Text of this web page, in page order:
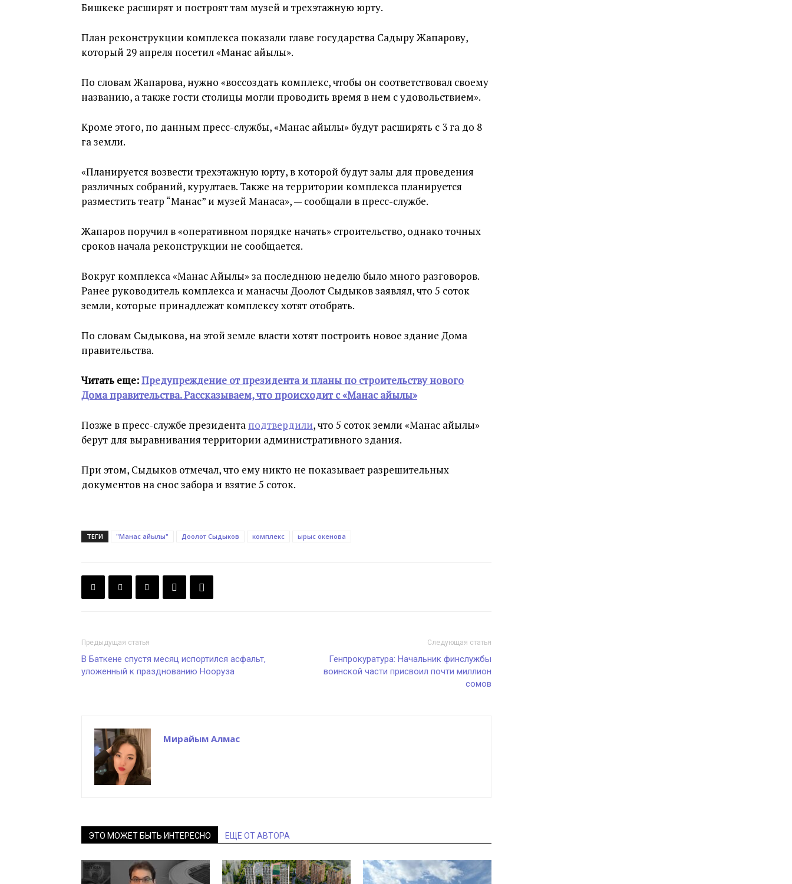
Бишкеке расширят и построят там музей и трехэтажную юрту.
План реконструкции комплекса показали главе государства Садыру Жапарову,
который 29 апреля посетил «Манас айылы».
По словам Жапарова, нужно «воссоздать комплекс, чтобы он соответствовал своему
названию, а также гости столицы могли проводить время в нем с удовольствием».
Кроме этого, по данным пресс-службы, «Манас айылы» будут расширять с 3 га до 8
га земли.
«Планируется возвести трехэтажную юрту, в которой будут залы для проведения
различных собраний, курултаев. Также на территории комплекса планируется
разместить театр “Манас” и музей Манаса», — сообщали в пресс-службе.
Жапаров поручил в «оперативном порядке начать» строительство, однако точных
сроков начала реконструкции не сообщается.
Вокруг комплекса «Манас Айылы» за последнюю неделю было много разговоров.
Ранее руководитель комплекса и манасчы Доолот Сыдыков заявлял, что 5 соток
земли, которые принадлежат комплексу хотят отобрать.
По словам Сыдыкова, на этой земле власти хотят построить новое здание Дома
правительства.
Читать еще:Предупреждение от президента и планы по строительству нового
Дома правительства. Рассказываем, что происходит с «Манас айылы»
Позже в пресс-службе президента подтвердили, что 5 соток земли «Манас айылы»
берут для выравнивания территории административного здания.
При этом, Сыдыков отмечал, что ему никто не показывает разрешительных
документов на снос забора и взятие 5 соток.
ТЕГИ "Манас айылы" Доолот Сыдыков комплекс ырыс окенова
Предыдущая статья
В Баткене спустя месяц испортился асфальт,
уложенный к празднованию Нооруза
Следующая статья
Генпрокуратура: Начальник финслужбы
воинской части присвоил почти миллион
сомов
Мирайым Алмас
ЭТО МОЖЕТ БЫТЬ ИНТЕРЕСНО ЕЩЕ ОТ АВТОРА